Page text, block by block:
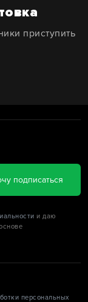
приступить
подписаться
и даю
персональных